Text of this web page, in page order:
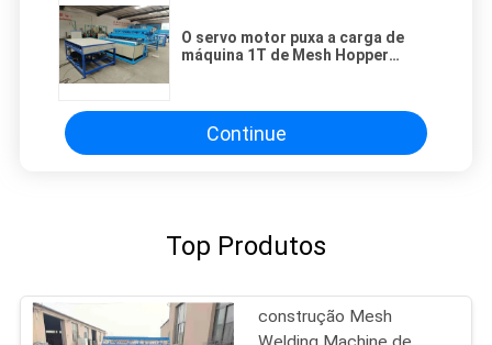
O servo motor puxa a carga de
máquina 1T de Mesh Hopper
Continue
Top Produtos
construção Mesh